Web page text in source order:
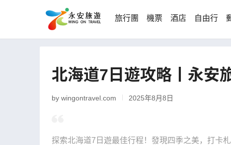
旅行團 機票 酒店 自由行
北海道7日遊攻略丨永安
by wingontravel.com 2025年8月8日
探索北海道7日遊最佳行程！發現四季之美，打卡